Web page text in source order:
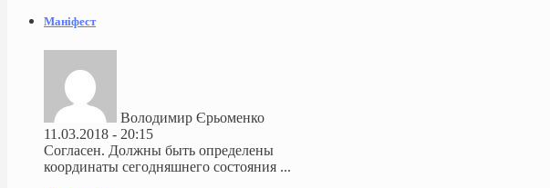
Маніфест
Володимир Єрьоменко
11.03.2018 - 20:15
Согласен. Должны быть определены
координаты сегодняшнего состояния ...